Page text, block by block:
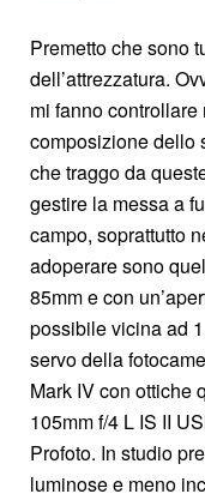
Premetto che sono
dell’attrezzatura.
mi fanno controllare
composizione dello
che traggo da
gestire la messa a
campo, soprattutto
adoperare sono
85mm e con
possibile vicina ad
servo della
Mark IV con ottiche
105mm f/4 L IS II
Profoto. In studio
luminose e meno